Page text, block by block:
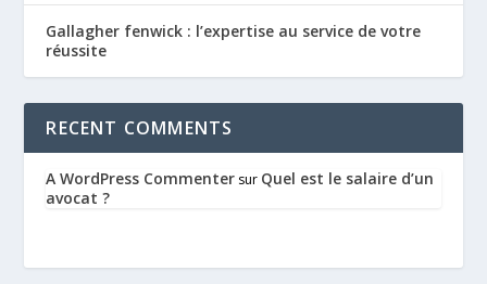
Gallagher fenwick : l’expertise au service de votre
réussite
RECENT COMMENTS
A WordPress Commenter sur Quel est le salaire d’un
avocat ?